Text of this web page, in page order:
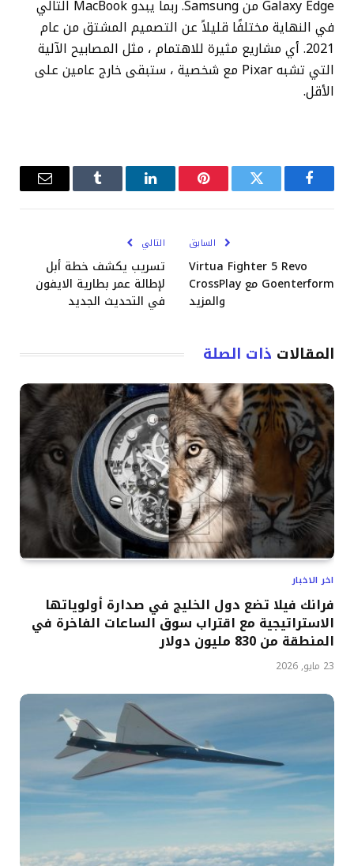
Galaxy Edge من Samsung. ربما يبدو MacBook التالي
في النهاية مختلفًا قليلاً عن التصميم المشتق من عام
2021. أي مشاريع مثيرة للاهتمام ، مثل المصابيح الآلية
التي تشبه Pixar مع شخصية ، ستبقى خارج عامين على
الأقل.
فيسبوكتويتر بينتيريستلينكدإن Tumblrالبريد
السابق
Virtua Fighter 5 Revo
Goenterform مع CrossPlay
والمزيد
التالي
تسريب يكشف خطة أبل
لإطالة عمر بطارية الايفون
في التحديث الجديد
المقالات ذات الصلة
اخر الاخبار
فرانك فيلا تضع دول الخليج في صدارة أولوياتها
الاستراتيجية مع اقتراب سوق الساعات الفاخرة في
المنطقة من 830 مليون دولار
23 مايو, 2026